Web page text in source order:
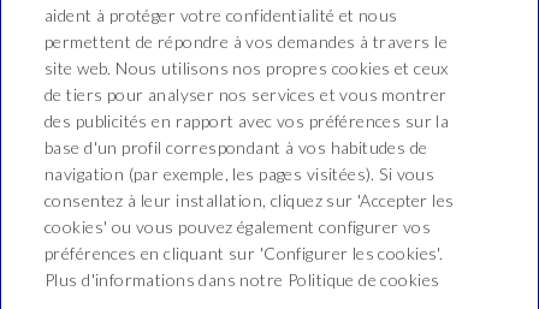
Hotel Oasis Park Splash
Montnegre, 54,
T. +34 937660210
recepcio@hoteloasis.net
NEWSLETTER
aident à protéger votre confidentialité et nous
permettent de répondre à vos demandes à travers le
site web. Nous utilisons nos propres cookies et ceux
de tiers pour analyser nos services et vous montrer
des publicités en rapport avec vos préférences sur la
base d'un profil correspondant à vos habitudes de
navigation (par exemple, les pages visitées). Si vous
consentez à leur installation, cliquez sur 'Accepter les
cookies' ou vous pouvez également configurer vos
préférences en cliquant sur 'Configurer les cookies'.
Plus d'informations dans notre Politique de cookies